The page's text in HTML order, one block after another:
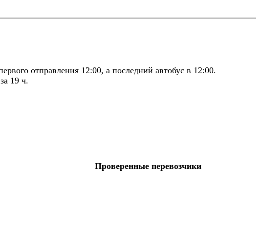
отправления 12:00, а последний автобус в 12:00.
19 ч.
Проверенные перевозчики